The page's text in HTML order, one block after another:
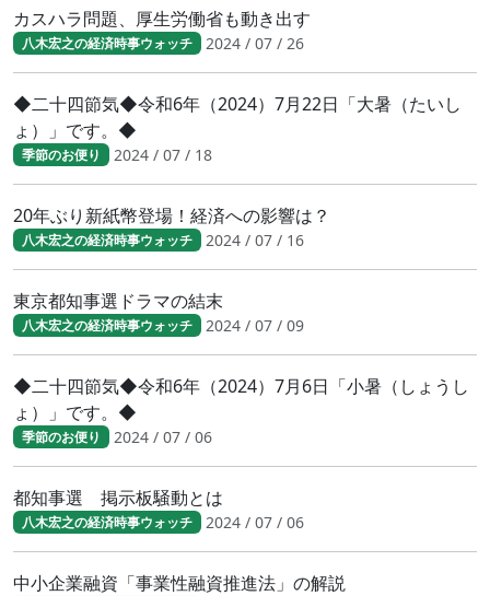
カスハラ問題、厚生労働省も動き出す
八木宏之の経済時事ウォッチ 2024 / 07 / 26
◆二十四節気◆令和6年（2024）7月22日「大暑（たいし
ょ）」です。◆
季節のお便り 2024 / 07 / 18
20年ぶり新紙幣登場！経済への影響は？
八木宏之の経済時事ウォッチ 2024 / 07 / 16
東京都知事選ドラマの結末
八木宏之の経済時事ウォッチ 2024 / 07 / 09
◆二十四節気◆令和6年（2024）7月6日「小暑（しょうし
ょ）」です。◆
季節のお便り 2024 / 07 / 06
都知事選 掲示板騒動とは
八木宏之の経済時事ウォッチ 2024 / 07 / 06
中小企業融資「事業性融資推進法」の解説